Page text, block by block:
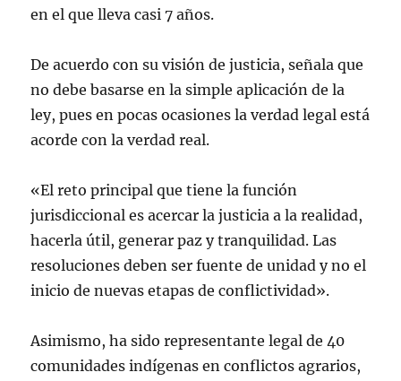
en el que lleva casi 7 años.
De acuerdo con su visión de justicia, señala que
no debe basarse en la simple aplicación de la
ley, pues en pocas ocasiones la verdad legal está
acorde con la verdad real.
«El reto principal que tiene la función
jurisdiccional es acercar la justicia a la realidad,
hacerla útil, generar paz y tranquilidad. Las
resoluciones deben ser fuente de unidad y no el
inicio de nuevas etapas de conflictividad».
Asimismo, ha sido representante legal de 40
comunidades indígenas en conflictos agrarios,